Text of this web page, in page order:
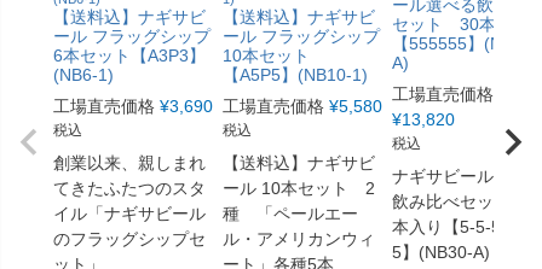
【送料込】ナギサビ
ール フラッグシップ
6本セット【A3P3】
(NB6-1)
工場直売価格 ¥3,690
税込
創業以来、親しまれ
てきたふたつのスタ
イル「ナギサビール
のフラッグシップセ
ット」
【送料込】ナギサビ
ール フラッグシップ
10本セット
【A5P5】(NB10-1)
工場直売価格 ¥5,580
税込
【送料込】ナギサビ
ール 10本セット 2
種 「ペールエー
ル・アメリカンウィ
ート」各種5本
ール選べる飲み比
セット 30本入り
【555555】(NB30-
A)
工場直売価格
¥13,820
税込
ナギサビール選べ
飲み比べセット
本入り【5-5-5-5-5-
5】(NB30-A) 和歌